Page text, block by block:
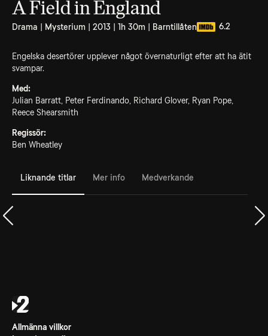
A Field in England
Drama | Mysterium | 2013 | 1h 30m | Barntillåten 6.2
Engelska desertörer upplever något övernaturligt efter att ha ätit
svampar.
Med:
Julian Barratt, Peter Ferdinando, Richard Glover, Ryan Pope,
Reece Shearsmith
Regissör:
Ben Wheatley
Liknande titlar Mer info Medverkande
Allmänna villkor